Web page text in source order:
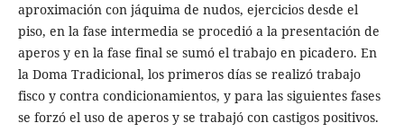
aproximación con jáquima de nudos, ejercicios desde el
piso, en la fase intermedia se procedió a la presentación de
aperos y en la fase final se sumó el trabajo en picadero. En
la Doma Tradicional, los primeros días se realizó trabajo
fisco y contra condicionamientos, y para las siguientes fases
se forzó el uso de aperos y se trabajó con castigos positivos.